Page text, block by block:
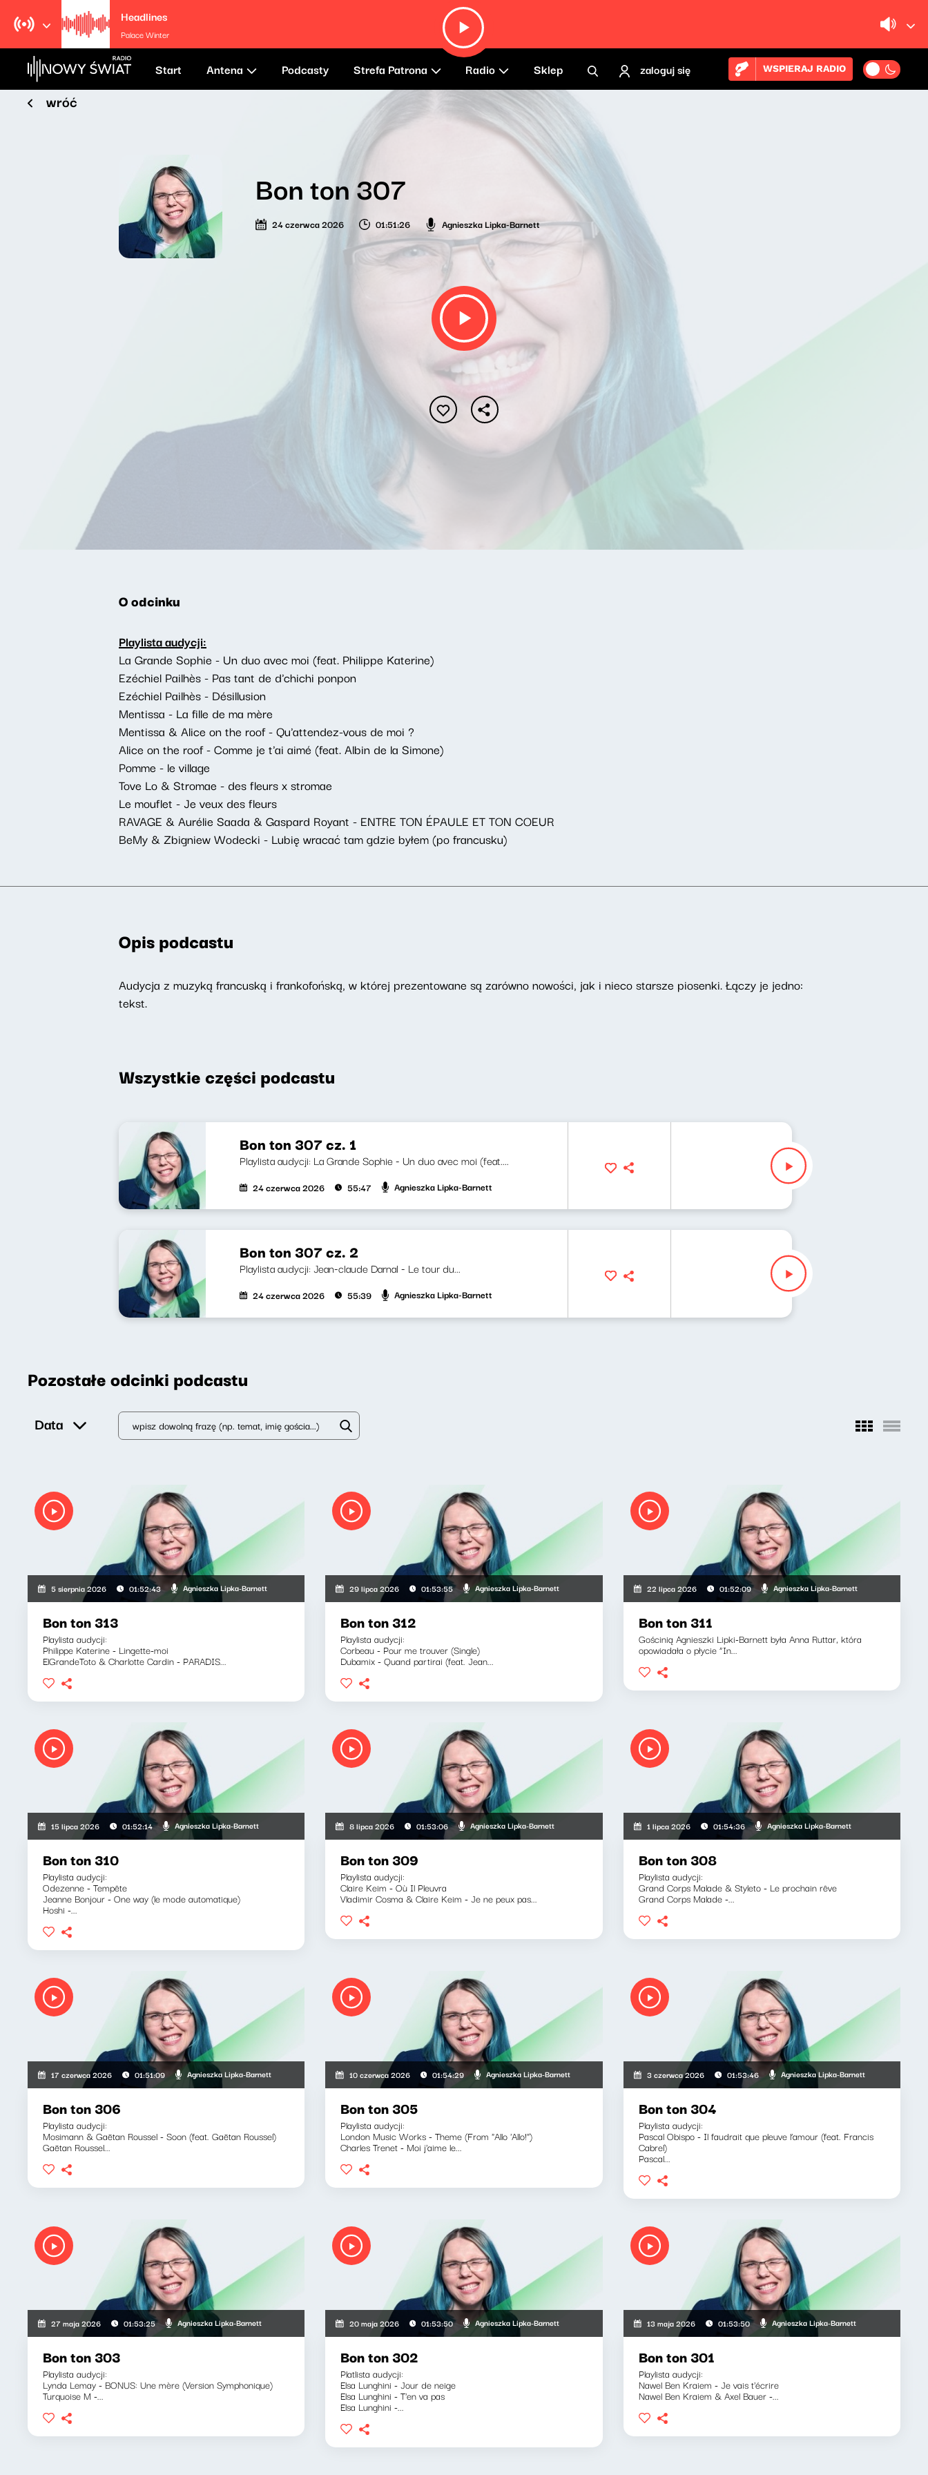
Headlines
Palace Winter
Start Antena Podcasty Strefa Patrona Radio Sklep zaloguj się WSPIERAJ RADIO
wróć
Bon ton 307
24 czerwca 2026 01:51:26 Agnieszka Lipka-Barnett
O odcinku
Playlista audycji:
La Grande Sophie - Un duo avec moi (feat. Philippe Katerine)
Ezéchiel Pailhès - Pas tant de d'chichi ponpon
Ezéchiel Pailhès - Désillusion
Mentissa - La fille de ma mère
Mentissa & Alice on the roof - Qu'attendez-vous de moi ?
Alice on the roof - Comme je t'ai aimé (feat. Albin de la Simone)
Pomme - le village
Tove Lo & Stromae - des fleurs x stromae
Le mouflet - Je veux des fleurs
RAVAGE & Aurélie Saada & Gaspard Royant - ENTRE TON ÉPAULE ET TON COEUR
BeMy & Zbigniew Wodecki - Lubię wracać tam gdzie byłem (po francusku)
Opis podcastu
Audycja z muzyką francuską i frankofońską, w której prezentowane są zarówno nowości, jak i nieco starsze piosenki. Łączy je jedno:
tekst.
Wszystkie części podcastu
Bon ton 307 cz. 1
Playlista audycji: La Grande Sophie - Un duo avec moi (feat....
24 czerwca 2026 55:47 Agnieszka Lipka-Barnett
Bon ton 307 cz. 2
Playlista audycji: Jean-claude Darnal - Le tour du...
24 czerwca 2026 55:39 Agnieszka Lipka-Barnett
Pozostałe odcinki podcastu
Data
5 sierpnia 2026 01:52:43 Agnieszka Lipka-Barnett
Bon ton 313
Playlista audycji:
Philippe Katerine - Lingette-moi
ElGrandeToto & Charlotte Cardin - PARADIS...
29 lipca 2026 01:53:55 Agnieszka Lipka-Barnett
Bon ton 312
Playlista audycji:
Corbeau - Pour me trouver (Single)
Dubamix - Quand partirai (feat. Jean...
22 lipca 2026 01:52:09 Agnieszka Lipka-Barnett
Bon ton 311
Gościnią Agnieszki Lipki-Barnett była Anna Ruttar, która
opowiadała o płycie “In...
15 lipca 2026 01:52:14 Agnieszka Lipka-Barnett
Bon ton 310
Playlista audycji:
Odezenne - Tempête
Jeanne Bonjour - One way (le mode automatique)
Hoshi -...
8 lipca 2026 01:53:06 Agnieszka Lipka-Barnett
Bon ton 309
Playlista audycji:
Claire Keim - Où Il Pleuvra
Vladimir Cosma & Claire Keim - Je ne peux pas...
1 lipca 2026 01:54:36 Agnieszka Lipka-Barnett
Bon ton 308
Playlista audycji:
Grand Corps Malade & Styleto - Le prochain rêve
Grand Corps Malade -...
17 czerwca 2026 01:51:09 Agnieszka Lipka-Barnett
Bon ton 306
Playlista audycji:
Mosimann & Gaëtan Roussel - Soon (feat. Gaëtan Roussel)
Gaëtan Roussel...
10 czerwca 2026 01:54:29 Agnieszka Lipka-Barnett
Bon ton 305
Playlista audycji:
London Music Works - Theme (From "Allo 'Allo!")
Charles Trenet - Moi j'aime le...
3 czerwca 2026 01:53:46 Agnieszka Lipka-Barnett
Bon ton 304
Playlista audycji:
Pascal Obispo - Il faudrait que pleuve l’amour (feat. Francis
Cabrel)
Pascal...
27 maja 2026 01:53:25 Agnieszka Lipka-Barnett
Bon ton 303
Playlista audycji:
Lynda Lemay - BONUS: Une mère (Version Symphonique)
Turquoise M -...
20 maja 2026 01:53:50 Agnieszka Lipka-Barnett
Bon ton 302
Platlista audycji:
Elsa Lunghini - Jour de neige
Elsa Lunghini - T'en va pas
Elsa Lunghini -...
13 maja 2026 01:53:50 Agnieszka Lipka-Barnett
Bon ton 301
Playlista audycji:
Nawel Ben Kraiem - Je vais t'écrire
Nawel Ben Kraiem & Axel Bauer -...